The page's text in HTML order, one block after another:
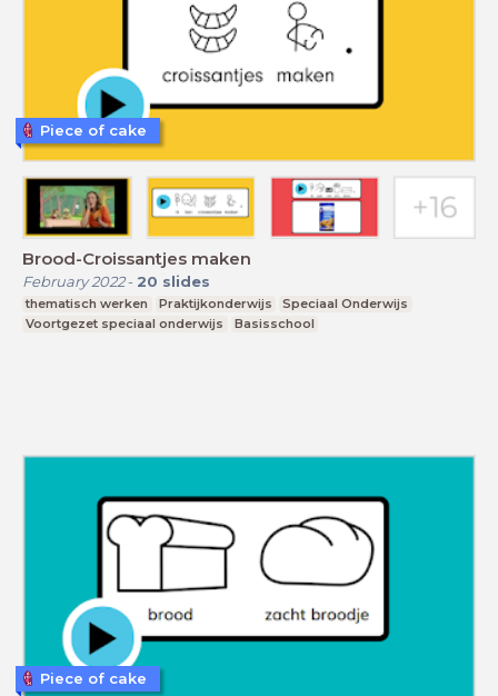
Brood-Croissantjes maken
February 2022- 20 slides
thematisch werken Praktijkonderwijs
Speciaal Onderwijs
Voortgezet speciaal onderwijs
Basisschool
Piece of cake
Piece of cake